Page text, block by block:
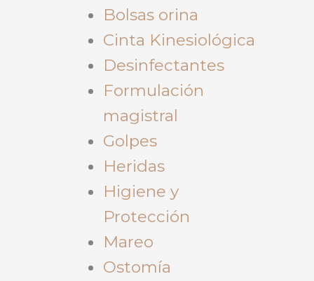
Bolsas orina
Cinta Kinesiológica
Desinfectantes
Formulación
magistral
Golpes
Heridas
Higiene y
Protección
Mareo
Ostomía